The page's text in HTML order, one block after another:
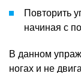
Повторить
начиная с
В данном
ногах и не